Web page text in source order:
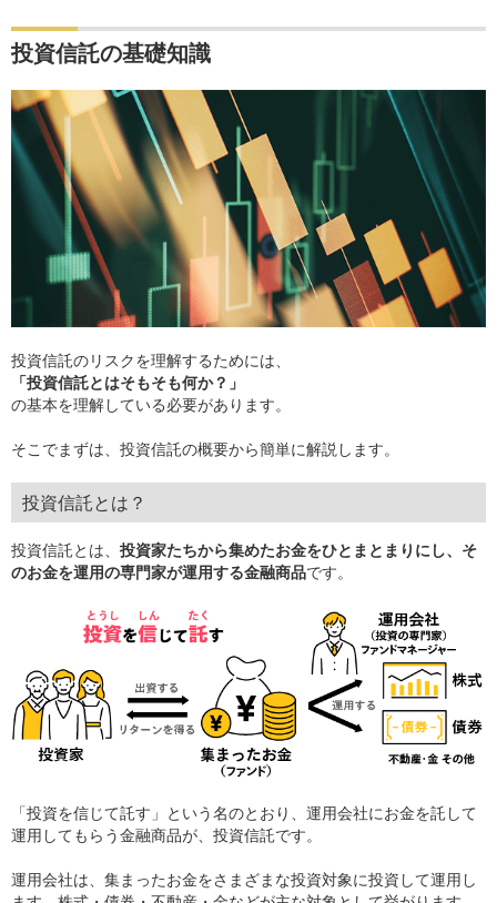
投資信託の基礎知識
投資信託のリスクを理解するためには、
「投資信託とはそもそも何か？」
の基本を理解している必要があります。
そこでまずは、投資信託の概要から簡単に解説します。
投資信託とは？
投資信託とは、 投資家たちから集めたお金をひとまとまりにし、そ
のお金を運用の専門家が運用する金融商品です。
「投資を信じて託す」という名のとおり、運用会社にお金を託して
運用してもらう金融商品が、投資信託です。
運用会社は、集まったお金をさまざまな投資対象に投資して運用し